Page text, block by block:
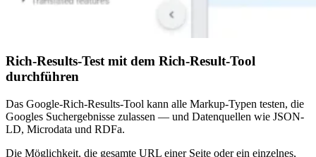
Rich-Results-Test mit dem Rich-Result-Tool
durchführen
Das Google-Rich-Results-Tool kann alle Markup-Typen testen, die
Googles Suchergebnisse zulassen — und Datenquellen wie JSON-
LD, Microdata und RDFa.
Die Möglichkeit, die gesamte URL einer Seite oder ein einzelnes,